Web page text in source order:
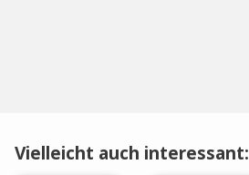
Vielleicht auch interessant: